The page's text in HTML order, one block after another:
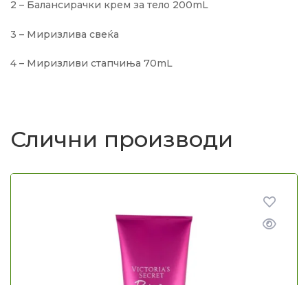
2 – Балансирачки крем за тело 200mL
3 – Миризлива свеќа
4 – Миризливи стапчиња 70mL
Слични производи